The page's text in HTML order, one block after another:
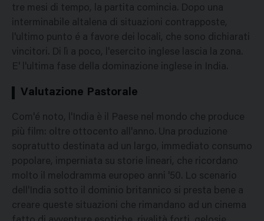
tre mesi di tempo, la partita comincia. Dopo una
interminabile altalena di situazioni contrapposte,
l'ultimo punto é a favore dei locali, che sono dichiarati
vincitori. Di lì a poco, l'esercito inglese lascia la zona.
E' l'ultima fase della dominazione inglese in India.
Valutazione Pastorale
Com'é noto, l'India è il Paese nel mondo che produce
più film: oltre ottocento all'anno. Una produzione
sopratutto destinata ad un largo, immediato consumo
popolare, imperniata su storie lineari, che ricordano
molto il melodramma europeo anni '50. Lo scenario
dell'India sotto il dominio britannico si presta bene a
creare queste situazioni che rimandano ad un cinema